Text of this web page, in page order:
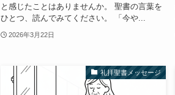
と感じたことはありませんか。 聖書の言葉を
ひとつ、読んでみてください。 「今や...
2026年3月22日
礼拝聖書メッセージ